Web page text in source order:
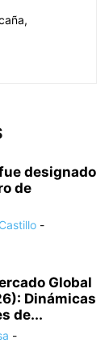
designado
de
-
Global
Dinámicas
de...
-